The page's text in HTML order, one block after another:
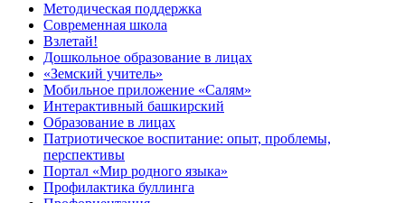
Методическая поддержка
Современная школа
Взлетай!
Дошкольное образование в лицах
«Земский учитель»
Мобильное приложение «Салям»
Интерактивный башкирский
Образование в лицах
Патриотическое воспитание: опыт, проблемы,
перспективы
Портал «Мир родного языка»
Профилактика буллинга